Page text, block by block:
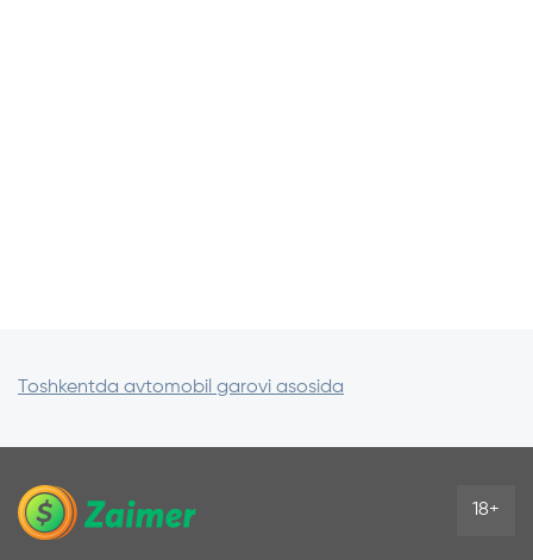
Toshkentda avtomobil garovi asosida
18+